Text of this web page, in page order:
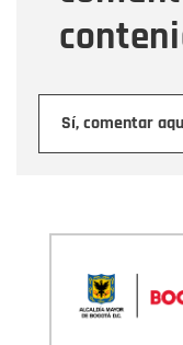
Sí, comentar